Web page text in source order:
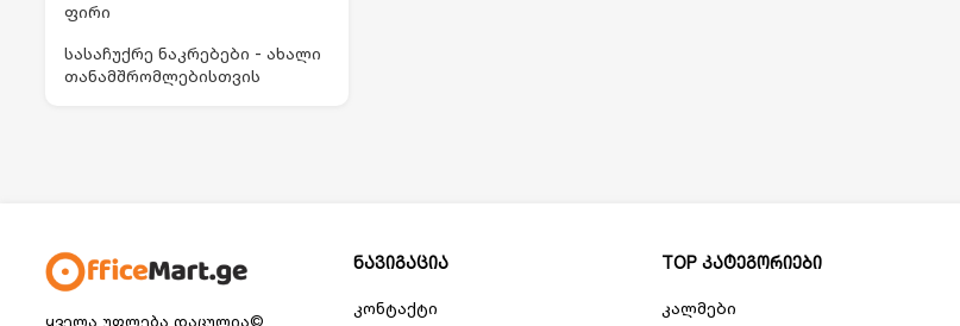
ფირი
სასაჩუქრე ნაკრებები - ახალი
თანამშრომლებისთვის
ყველა უფლება დაცულია©
ნავიგაცია
კონტაქტი
TOP კატეგორიები
კალმები